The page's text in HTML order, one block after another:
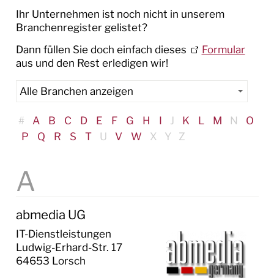
RATHAUS
SERVICE
WIRTSCHAFT
Unternehmen in Lorsch
STELLEN & AUSBILDUNG
BAUEN & UMWELT
LEBEN IN LORSCH
Ihr Unternehmen ist noch nicht in unserem
Branchenregister gelistet?
Dann füllen Sie doch einfach dieses
Formular
aus und den Rest erledigen wir!
# A B C D E F G H I J K L M N
O
P
Q R S T U V W X Y Z
abmedia UG
IT-Dienstleistungen
Ludwig-Erhard-Str. 17
64653 Lorsch